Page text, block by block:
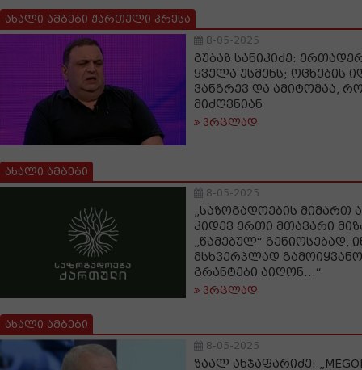
ახალი ამბები ქართული პრესა
8-05-2025
გუბაზ სანიკიძე:
ყველა უსმენს; ოცნების
ვანგრევ და ამიტომაა,
მიძღვნიან
ვრცლად
ახალი ამბები
8-05-2025
„საზოგადოების მიმართ
კიდევ ერთი მთავარი
„წამებულ“ გენიოსებად,
მსხვერპლად
გრანტები აიღონ...“
ვრცლად
ახალი ამბები
8-05-2025
ზაალ ანჯაფარიძე: